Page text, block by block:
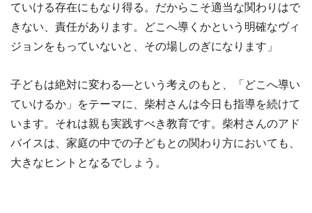
ていける存在にもなり得る。だからこそ適当な関わりはで
きない、責任があります。どこへ導くかという明確なヴィ
ジョンをもっていないと、その場しのぎになります」
子どもは絶対に変わる―という考えのもと、「どこへ導い
ていけるか」をテーマに、柴村さんは今日も指導を続けて
います。それは親も実践すべき教育です。柴村さんのアド
バイスは、家庭の中での子どもとの関わり方においても、
大きなヒントとなるでしょう。